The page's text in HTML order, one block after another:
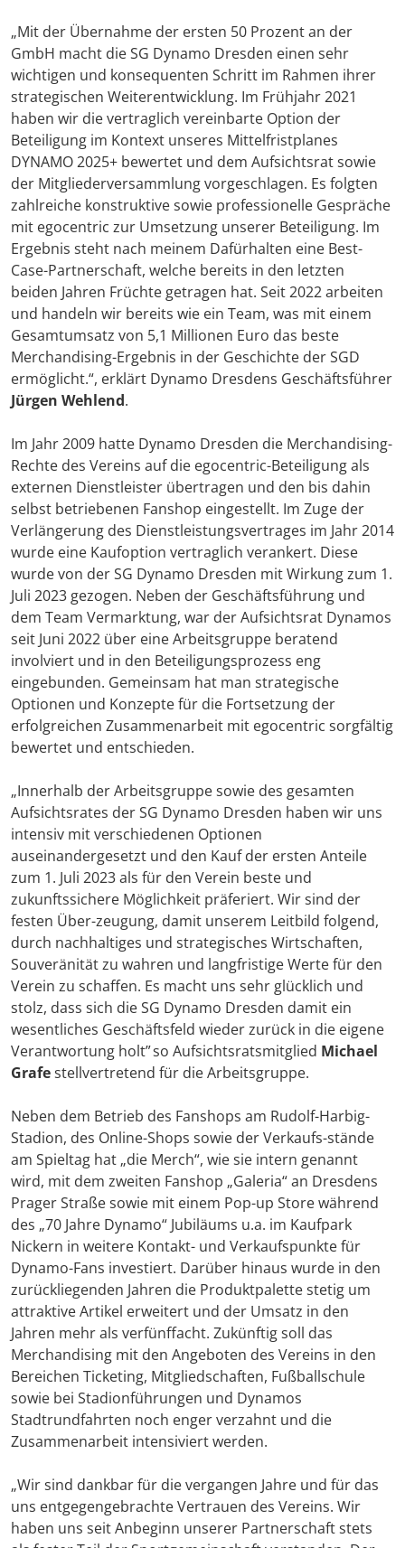
„Mit der Übernahme der ersten 50 Prozent an der
GmbH macht die SG Dynamo Dresden einen sehr
wichtigen und konsequenten Schritt im Rahmen ihrer
strategischen Weiterentwicklung. Im Frühjahr 2021
haben wir die vertraglich vereinbarte Option der
Beteiligung im Kontext unseres Mittelfristplanes
DYNAMO 2025+ bewertet und dem Aufsichtsrat sowie
der Mitgliederversammlung vorgeschlagen. Es folgten
zahlreiche konstruktive sowie professionelle Gespräche
mit egocentric zur Umsetzung unserer Beteiligung. Im
Ergebnis steht nach meinem Dafürhalten eine Best-
Case-Partnerschaft, welche bereits in den letzten
beiden Jahren Früchte getragen hat. Seit 2022 arbeiten
und handeln wir bereits wie ein Team, was mit einem
Gesamtumsatz von 5,1 Millionen Euro das beste
Merchandising-Ergebnis in der Geschichte der SGD
ermöglicht.“, erklärt Dynamo Dresdens Geschäftsführer
Jürgen Wehlend.
Im Jahr 2009 hatte Dynamo Dresden die Merchandising-
Rechte des Vereins auf die egocentric-Beteiligung als
externen Dienstleister übertragen und den bis dahin
selbst betriebenen Fanshop eingestellt. Im Zuge der
Verlängerung des Dienstleistungsvertrages im Jahr 2014
wurde eine Kaufoption vertraglich verankert. Diese
wurde von der SG Dynamo Dresden mit Wirkung zum 1.
Juli 2023 gezogen. Neben der Geschäftsführung und
dem Team Vermarktung, war der Aufsichtsrat Dynamos
seit Juni 2022 über eine Arbeitsgruppe beratend
involviert und in den Beteiligungsprozess eng
eingebunden. Gemeinsam hat man strategische
Optionen und Konzepte für die Fortsetzung der
erfolgreichen Zusammenarbeit mit egocentric sorgfältig
bewertet und entschieden.
„Innerhalb der Arbeitsgruppe sowie des gesamten
Aufsichtsrates der SG Dynamo Dresden haben wir uns
intensiv mit verschiedenen Optionen
auseinandergesetzt und den Kauf der ersten Anteile
zum 1. Juli 2023 als für den Verein beste und
zukunftssichere Möglichkeit präferiert. Wir sind der
festen Über-zeugung, damit unserem Leitbild folgend,
durch nachhaltiges und strategisches Wirtschaften,
Souveränität zu wahren und langfristige Werte für den
Verein zu schaffen. Es macht uns sehr glücklich und
stolz, dass sich die SG Dynamo Dresden damit ein
wesentliches Geschäftsfeld wieder zurück in die eigene
Verantwortung holt” so Aufsichtsratsmitglied Michael
Grafestellvertretend für die Arbeitsgruppe.
Neben dem Betrieb des Fanshops am Rudolf-Harbig-
Stadion, des Online-Shops sowie der Verkaufs-stände
am Spieltag hat „die Merch“, wie sie intern genannt
wird, mit dem zweiten Fanshop „Galeria“ an Dresdens
Prager Straße sowie mit einem Pop-up Store während
des „70 Jahre Dynamo“ Jubiläums u.a. im Kaufpark
Nickern in weitere Kontakt- und Verkaufspunkte für
Dynamo-Fans investiert. Darüber hinaus wurde in den
zurückliegenden Jahren die Produktpalette stetig um
attraktive Artikel erweitert und der Umsatz in den
Jahren mehr als verfünffacht. Zukünftig soll das
Merchandising mit den Angeboten des Vereins in den
Bereichen Ticketing, Mitgliedschaften, Fußballschule
sowie bei Stadionführungen und Dynamos
Stadtrundfahrten noch enger verzahnt und die
Zusammenarbeit intensiviert werden.
„Wir sind dankbar für die vergangen Jahre und für das
uns entgegengebrachte Vertrauen des Vereins. Wir
haben uns seit Anbeginn unserer Partnerschaft stets